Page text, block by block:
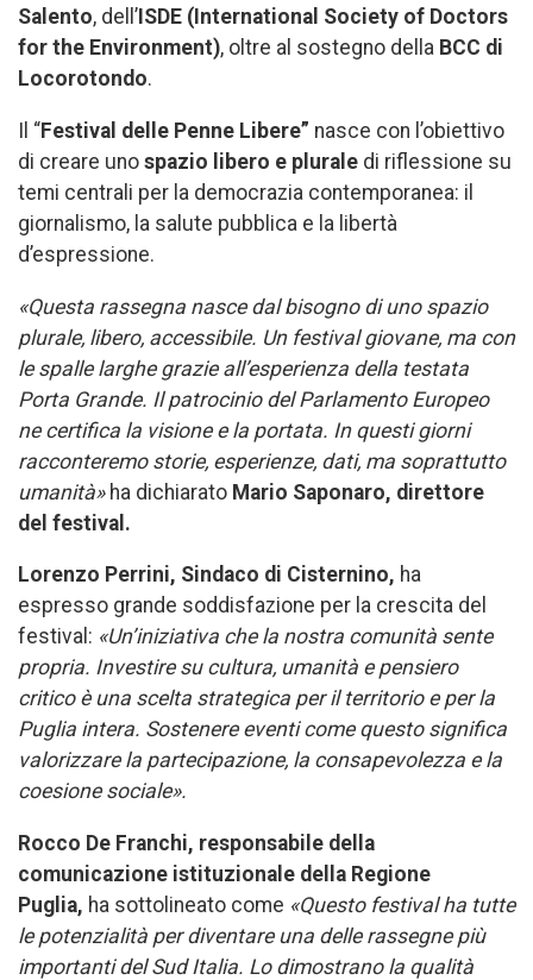
Salento, dell’ ISDE (International Society of Doctors
for the Environment), oltre al sostegno della BCC di
Locorotondo.
Il “Festival delle Penne Libere” nasce con l’obiettivo
di creare uno spazio libero e plurale di riflessione su
temi centrali per la democrazia contemporanea: il
giornalismo, la salute pubblica e la libertà
d’espressione.
«Questa rassegna nasce dal bisogno di uno spazio
plurale, libero, accessibile. Un festival giovane, ma con
le spalle larghe grazie all’esperienza della testata
Porta Grande. Il patrocinio del Parlamento Europeo
ne certifica la visione e la portata. In questi giorni
racconteremo storie, esperienze, dati, ma soprattutto
umanità»ha dichiarato Mario Saponaro, direttore
del festival.
Lorenzo Perrini, Sindaco di Cisternino, ha
espresso grande soddisfazione per la crescita del
festival: «Un’iniziativa che la nostra comunità sente
propria. Investire su cultura, umanità e pensiero
critico è una scelta strategica per il territorio e per la
Puglia intera. Sostenere eventi come questo significa
valorizzare la partecipazione, la consapevolezza e la
coesione sociale».
Rocco De Franchi, responsabile della
comunicazione istituzionale della Regione
Puglia, ha sottolineato come «Questo festival ha tutte
le potenzialità per diventare una delle rassegne più
importanti del Sud Italia. Lo dimostrano la qualità